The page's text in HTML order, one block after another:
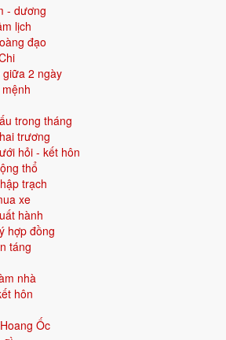
- dương
lịch
đạo
2 ngày
trong tháng
trương
hỏi - kết hôn
thổ
trạch
xe
hành
hợp đồng
táng
nhà
hôn
Ốc
8 âm
26/8 âm
âm
· 27/8 âm
ngày tốt cho động thổ. Tốt nhất: 9/10, 21/10,
· 2/9 âm
· 14/9 âm